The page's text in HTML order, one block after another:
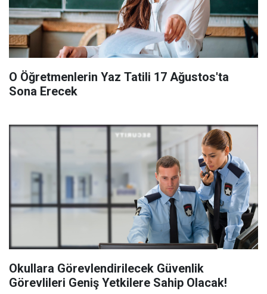
O Öğretmenlerin Yaz Tatili 17 Ağustos'ta
Sona Erecek
Okullara Görevlendirilecek Güvenlik
Görevlileri Geniş Yetkilere Sahip Olacak!